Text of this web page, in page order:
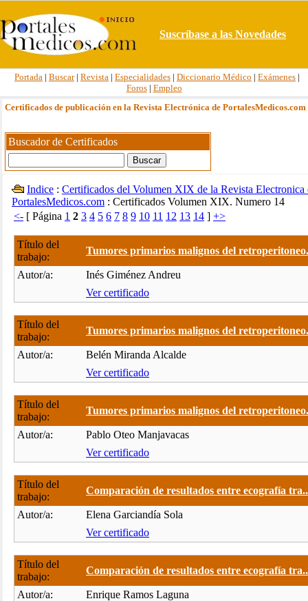
Suscríbase a las Novedades
Portada | Buscar| Revista | Especialidades | Diccionario Médico | Exámenes |
Foros| Empleo
Certificados de publicación en la Revista Electrónica de PortalesMedicos.com
Buscador de Certificados
Indice : Certificados del Volumen XIX de la Revista Electronica
PortalesMedicos.com : Certificados Volumen XIX. Numero 14
<- [ Página 1 2 3 4 5 6 7 8 9 10 11 12 13 14 ] +>
Título del
trabajo:
Tumores primarios malignos del
Autor/a:
Inés Giménez Andreu
Ver certificado
Título del
trabajo:
Tumores primarios malignos del
Autor/a:
Belén Miranda Alcalde
Ver certificado
Título del
trabajo:
Tumores primarios malignos del
Autor/a:
Pablo Oteo Manjavacas
Ver certificado
Título del
trabajo:
Comparación de resultados entre ecografía
Autor/a:
Elena Garciandía Sola
Ver certificado
Título del
trabajo:
Comparación de resultados entre ecografía
Autor/a:
Enrique Ramos Laguna